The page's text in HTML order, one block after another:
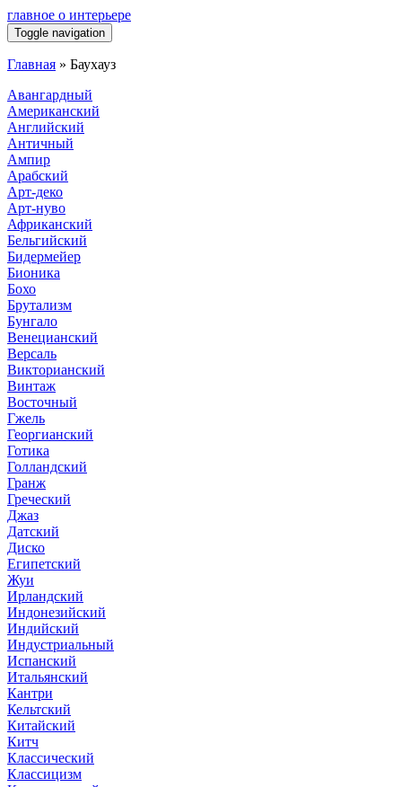
главное о интерьере
Toggle navigation
Главная » Баухауз
Авангардный
Американский
Английский
Античный
Ампир
Арабский
Арт-деко
Арт-нуво
Африканский
Бельгийский
Бидермейер
Бионика
Бохо
Брутализм
Бунгало
Венецианский
Версаль
Викторианский
Винтаж
Восточный
Гжель
Георгианский
Готика
Голландский
Гранж
Греческий
Джаз
Датский
Диско
Египетский
Жуи
Ирландский
Индонезийский
Индийский
Индустриальный
Испанский
Итальянский
Кантри
Кельтский
Китайский
Китч
Классический
Классицизм